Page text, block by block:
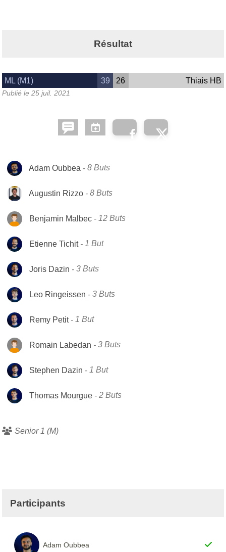
Résultat
ML (M1) 39 26 Thiais HB
Publié le 25 juil. 2021
Adam Oubbea 8 Buts
Augustin Rizzo 8 Buts
Benjamin Malbec 12 Buts
Etienne Tichit 1 But
Joris Dazin 3 Buts
Leo Ringeissen 3 Buts
Remy Petit 1 But
Romain Labedan 3 Buts
Stephen Dazin 1 But
Thomas Mourgue 2 Buts
Senior 1 (M)
Participants
Adam Oubbea